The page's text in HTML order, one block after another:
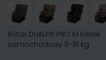
Britax DUALFIX PRO M fotelik
samochodowy 0-18 kg